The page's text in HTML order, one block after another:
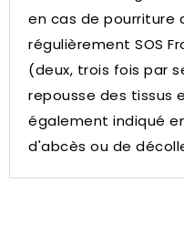
en cas de pourriture
régulièrement SOS
(deux, trois fois par
repousse des tissus
également indiqué
d'abcès ou de